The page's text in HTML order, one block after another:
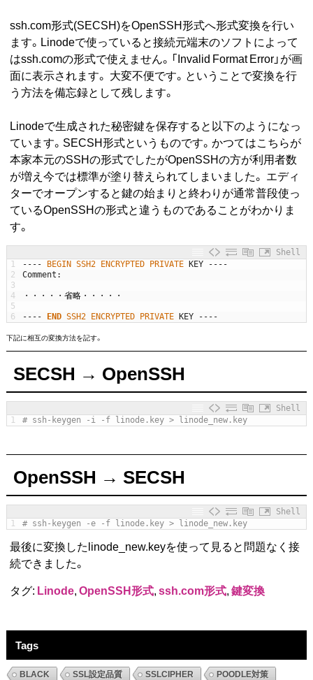
ssh.com形式(SECSH)をOpenSSH形式へ形式変換を行い
ます。Linodeで使っていると接続元端末のソフトによって
はssh.comの形式で使えません。「Invalid Format Error」が画
面に表示されます。 大変不便です。ということで変換を行
う方法を備忘録として残します。
Linodeで生成された秘密鍵を保存すると以下のようになっ
ています。SECSH形式というものです。かつてはこちらが
本家本元のSSHの形式でしたがOpenSSHの方が利用者数
が増え今では標準が塗り替えられてしまいました。 エディ
ターでオープンすると鍵の始まりと終わりが通常普段使っ
ているOpenSSHの形式と違うものであることがわかりま
す。
Shell
1
2
3
4
5
6
-- -- BEGIN SSH2 ENCRYPTED PRIVATE KEY -- --
Comment :
・・・・・省略・・・・・
-- -- END SSH2 ENCRYPTED PRIVATE KEY -- --
下記に相互の変換方法を記す。
SECSH → OpenSSH
Shell
1
# ssh-keygen -i -f linode.key > linode_new.key
OpenSSH → SECSH
Shell
1
# ssh-keygen -e -f linode.key > linode_new.key
最後に変換したlinode_new.keyを使って見ると問題なく接
続できました。
タグ: Linode,OpenSSH形式,ssh.com形式,鍵変換
Tags
BLACK SSL設定品質 SSLCIPHER POODLE対策